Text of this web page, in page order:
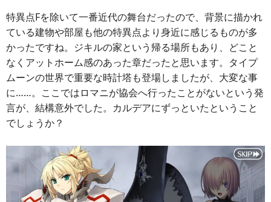
特異点Fを除いて一番近代の舞台だったので、背景に描かれ
ている建物や部屋も他の特異点より身近に感じるものが多
かったですね。ジキルの家という帰る場所もあり、どこと
なくアットホーム感のあった章だったと思います。タイプ
ムーンの世界で重要な時計塔も登場しましたが、大変な事
に……。ここではロマニが協会へ行ったことがないという発
言が、結構意外でした。カルデアにずっといたということ
でしょうか？